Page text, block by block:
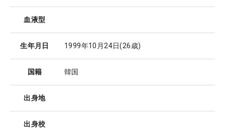
血液型
生年月日 1999年10月24日(26歳)
国籍 韓国
出身地
出身校